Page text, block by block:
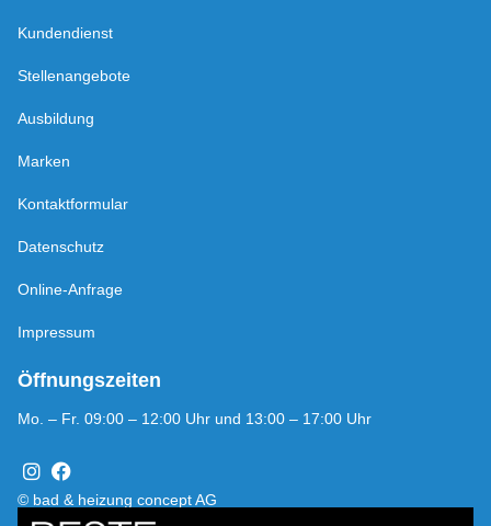
© bad & heizung concept AG
Kundendienst
Stellenangebote
Ausbildung
Marken
Kontaktformular
Datenschutz
Online-Anfrage
Impressum
Öffnungszeiten
Mo. – Fr. 09:00 – 12:00 Uhr und 13:00 – 17:00 Uhr